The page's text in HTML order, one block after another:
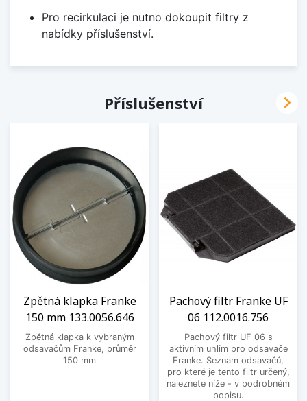
Pro recirkulaci je nutno dokoupit filtry z
nabídky příslušenství.
Příslušenství
Zpětná klapka Franke
150 mm 133.0056.646
Zpětná klapka k vybraným
odsavačům Franke, průměr
150 mm
Pachový filtr Franke UF
06 112.0016.756
Pachový filtr UF 06 s
aktivním uhlím pro odsavače
Franke. Seznam odsavačů,
pro které je tento filtr určený,
naleznete níže - v podrobném
popisu.
